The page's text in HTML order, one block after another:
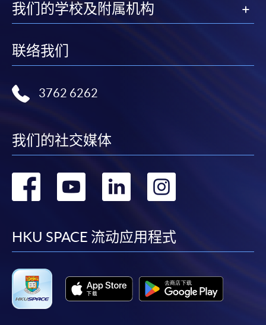
我们的学校及附属机构
联络我们
3762 6262
我们的社交媒体
转
facebook
转
youtube
转
linkedin
HKU SPACE 流动应用程式